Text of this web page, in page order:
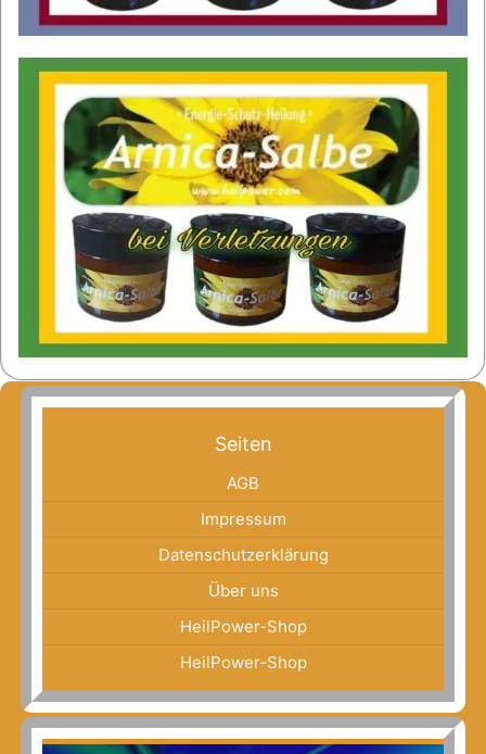
Seiten
AGB
Impressum
Datenschutzerklärung
Über uns
HeilPower-Shop
HeilPower-Shop